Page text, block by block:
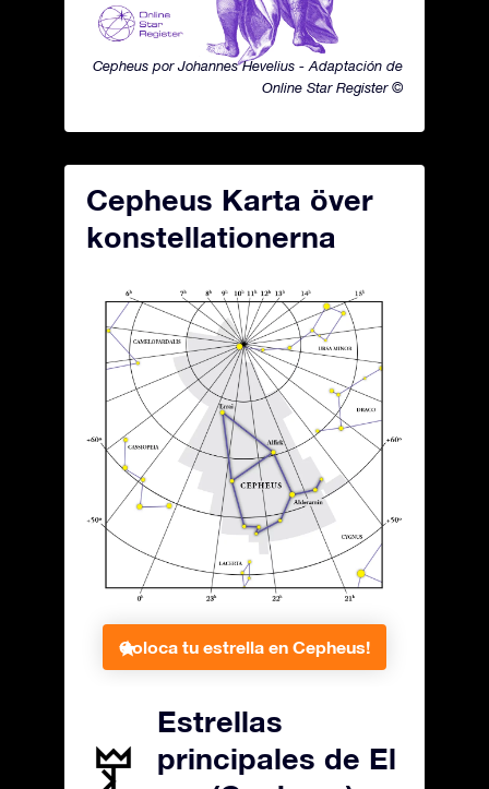
Cepheus por Johannes Hevelius - Adaptación de
Online Star Register ©
Cepheus Karta över
konstellationerna
Coloca tu estrella en Cepheus!
Estrellas
principales de El